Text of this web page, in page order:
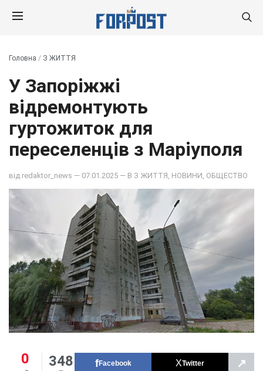
Головна / З ЖИТТЯ
У Запоріжжі
відремонтують
гуртожиток для
переселенців з Маріуполя
від redaktor_news — 07.01.2025 — В З ЖИТТЯ НОВИНИ ОБЩЕСТВО
0 348 Facebook Twitter ↗